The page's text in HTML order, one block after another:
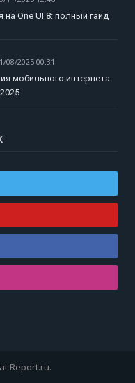
One UI 8: полный гайд
08/2025 00:31
мобильного интернета:
Report.ru.